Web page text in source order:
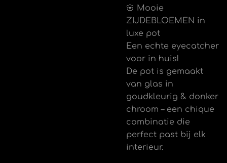
🌸 Mooie
ZIJDEBLOEMEN in
luxe pot
Een echte eyecatcher
voor in huis!
De pot is gemaakt
van glas in
goudkleurig & donker
chroom – een chique
combinatie die
perfect past bij elk
interieur.